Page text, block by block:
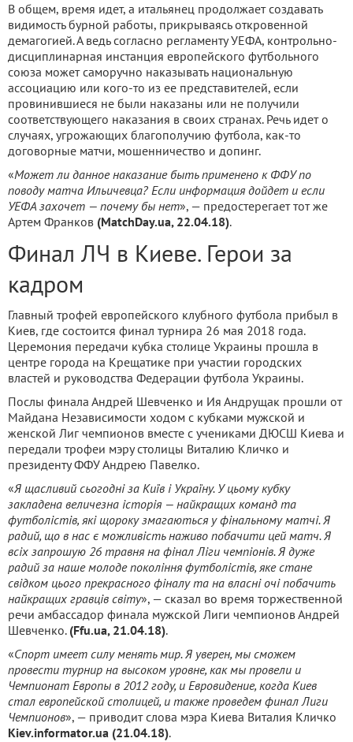
В общем, время идет, а итальянец продолжает создавать
видимость бурной работы, прикрываясь откровенной
демагогией. А ведь согласно регламенту УЕФА, контрольно-
дисциплинарная инстанция европейского футбольного
союза может саморучно наказывать национальную
ассоциацию или кого-то из ее представителей, если
провинившиеся не были наказаны или не получили
соответствующего наказания в своих странах. Речь идет о
случаях, угрожающих благополучию футбола, как-то
договорные матчи, мошенничество и допинг.
«Может ли данное наказание быть применено к ФФУ по
поводу матча Ильичевца? Если информация дойдет и если
УЕФА захочет — почему бы нет», — предостерегает тот же
Артем Франков (MatchDay.ua, 22.04.18).
Финал ЛЧ в Киеве. Герои за
кадром
Главный трофей европейского клубного футбола прибыл в
Киев, где состоится финал турнира 26 мая 2018 года.
Церемония передачи кубка столице Украины прошла в
центре города на Крещатике при участии городских
властей и руководства Федерации футбола Украины.
Послы финала Андрей Шевченко и Ия Андрущак прошли от
Майдана Независимости ходом с кубками мужской и
женской Лиг чемпионов вместе с учениками ДЮСШ Киева и
передали трофеи мэру столицы Виталию Кличко и
президенту ФФУ Андрею Павелко.
«Я щасливий сьогодні за Київ і Україну. У цьому кубку
закладена величезна історія — найкращих команд та
футболістів, які щороку змагаються у фінальному матчі. Я
радий, що в нас є можливість наживо побачити цей матч. Я
всіх запрошую 26 травня на фінал Ліги чемпіонів. Я дуже
радий за наше молоде покоління футболістів, яке стане
свідком цього прекрасного фіналу та на власні очі побачить
найкращих гравців світу», — сказал во время торжественной
речи амбассадор финала мужской Лиги чемпионов Андрей
Шевченко. (Ffu.ua, 21.04.18).
«Спорт имеет силу менять мир. Я уверен, мы сможем
провести турнир на высоком уровне, как мы провели и
Чемпионат Европы в 2012 году, и Евровидение, когда Киев
стал европейской столицей, и также проведем финал Лиги
Чемпионов», — приводит слова мэра Киева Виталия Кличко
Kiev.informator.ua (21.04.18).